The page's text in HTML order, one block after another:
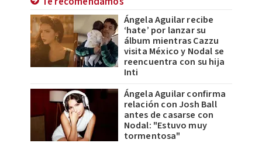
Ángela Aguilar recibe
‘hate’ por lanzar su
álbum mientras Cazzu
visita México y Nodal se
reencuentra con su hija
Inti
Ángela Aguilar confirma
relación con Josh Ball
antes de casarse con
Nodal: "Estuvo muy
tormentosa"